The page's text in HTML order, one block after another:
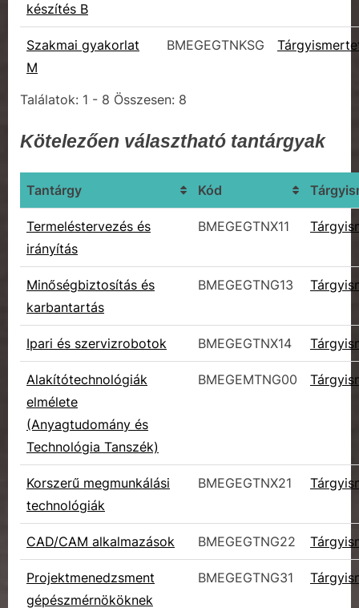
készítés B
Szakmai gyakorlat
M
BMEGEGTNKSG
Találatok: 1 - 8 Összesen: 8
Kötelezően választható tantárgyak
Tantárgy Kód
Termeléstervezés és
irányítás
BMEGEGTNX11
Minőségbiztosítás és
karbantartás
BMEGEGTNG13
Ipari és szervizrobotok BMEGEGTNX14
Alakítótechnológiák
elmélete
(Anyagtudomány és
Technológia Tanszék)
BMEGEMTNG00
Korszerű megmunkálási
technológiák
BMEGEGTNX21
CAD/CAM alkalmazások BMEGEGTNG22
Projektmenedzsment
gépészmérnököknek
BMEGEGTNG31